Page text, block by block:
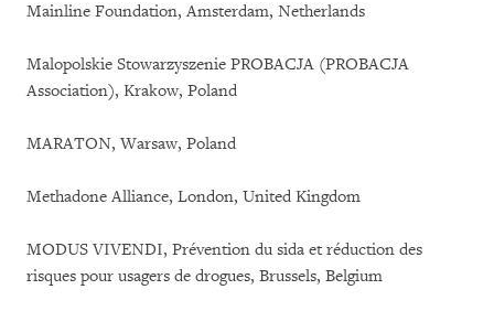
Mainline Foundation, Amsterdam, Netherlands
Malopolskie Stowarzyszenie PROBACJA (PROBACJA
Association), Krakow, Poland
MARATON, Warsaw, Poland
Methadone Alliance, London, United Kingdom
MODUS VIVENDI, Prévention du sida et réduction des
risques pour usagers de drogues, Brussels, Belgium